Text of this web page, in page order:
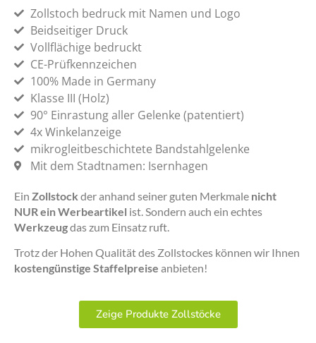
Zollstoch bedruck mit Namen und Logo
Beidseitiger Druck
Vollflächige bedruckt
CE-Prüfkennzeichen
100% Made in Germany
Klasse III (Holz)
90° Einrastung aller Gelenke (patentiert)
4x Winkelanzeige
mikrogleitbeschichtete Bandstahlgelenke
Mit dem Stadtnamen: Isernhagen
Ein Zollstock der anhand seiner guten Merkmale nicht
NUR ein Werbeartikel ist. Sondern auch ein echtes
Werkzeugdas zum Einsatz ruft.
Trotz der Hohen Qualität des Zollstockes können wir Ihnen
kostengünstige Staffelpreise anbieten!
Zeige Produkte Zollstöcke